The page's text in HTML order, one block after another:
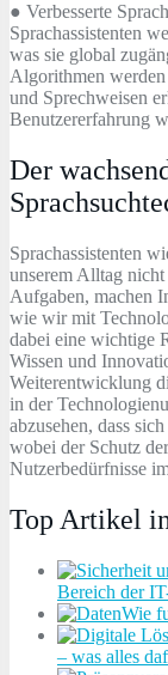
● Verbesserte
Sprachassistenten
was sie global
Algorithmen
und Sprechweisen
Benutzererfahrung
Der
Sprachassistenten
unserem Alltag
Aufgaben, machen
wie wir mit
dabei eine wichtige
Wissen und
Weiterentwicklung
in der
abzusehen, dass
wobei der Schutz
Nutzerbedürfnisse
Top Artikel
Bereich der
Wie
– was alles